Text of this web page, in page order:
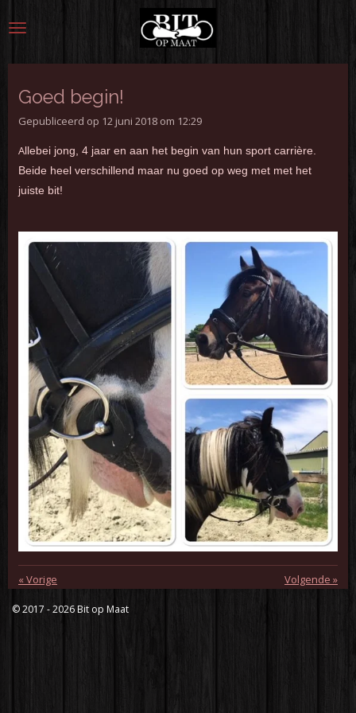
direct
hoofdinhoud
Goed begin!
Gepubliceerd op 12 juni 2018 om 12:29
Allebei jong, 4 jaar en aan het begin van hun sport carrière.
Beide heel verschillend maar nu goed op weg met met het
juiste bit!
«Vorige Volgende »
© 2017 - 2026 Bit op Maat